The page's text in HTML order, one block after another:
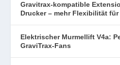
Gravitrax-kompatible
Drucker – mehr Flexibilität
Elektrischer Murmellift V4a:
GraviTrax-Fans